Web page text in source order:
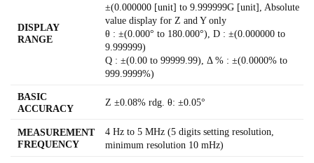
DISPLAY
RANGE
±(0.000000 [unit] to 9.999999G [unit], Absolute
value display for Z and Y only
θ : ±(0.000° to 180.000°), D : ±(0.000000 to
9.999999)
Q : ±(0.00 to 99999.99), Δ % : ±(0.0000% to
999.9999%)
BASIC
ACCURACY
Z ±0.08% rdg. θ: ±0.05°
MEASUREMENT
FREQUENCY
4 Hz to 5 MHz (5 digits setting resolution,
minimum resolution 10 mHz)